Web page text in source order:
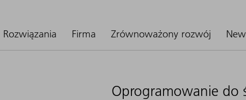
Rozwiązania Firma Zrównoważony rozwój
Oprogramowanie do